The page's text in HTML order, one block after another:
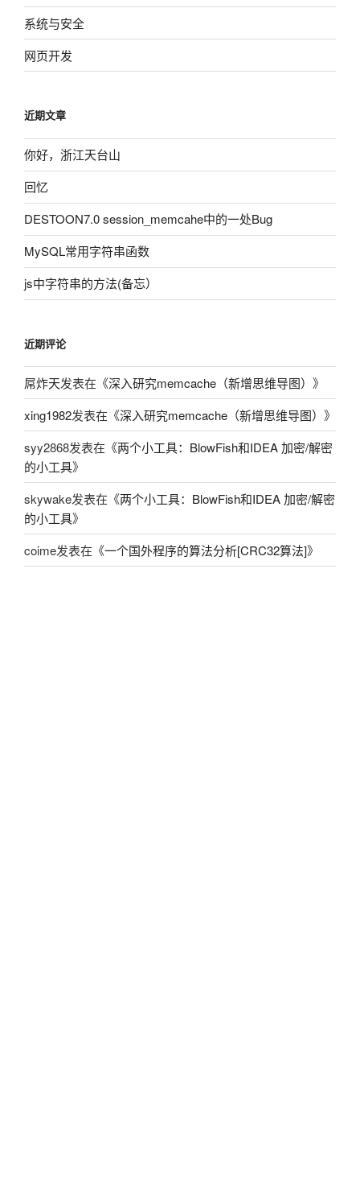
系统与安全
网页开发
近期文章
你好，浙江天台山
回忆
DESTOON7.0 session_memcahe中的一处Bug
MySQL常用字符串函数
js中字符串的方法(备忘）
近期评论
屌炸天发表在《深入研究memcache（新增思维导图） 》
xing1982发表在《深入研究memcache（新增思维导图） 》
syy2868发表在《两个小工具：BlowFish和IDEA 加密/解密
的小工具》
skywake发表在《两个小工具：BlowFish和IDEA 加密/解密
的小工具》
coime发表在《一个国外程序的算法分析[CRC32算法]》